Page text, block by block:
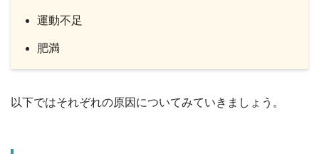
運動不足
肥満
以下ではそれぞれの原因についてみていきましょう。